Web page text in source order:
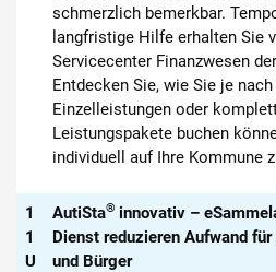
schmerzlich bemerkbar.
langfristige Hilfe erhalten Sie
Servicecenter Finanzwesen
Entdecken Sie, wie Sie je
Einzelleistungen oder
Leistungspakete buchen
individuell auf Ihre Kommune
1
1
U
AutiSta® innovativ –
Dienst reduzieren Aufwand
und Bürger